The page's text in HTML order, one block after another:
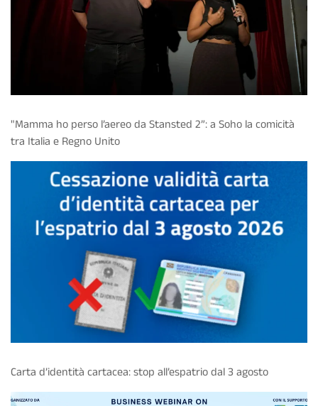
"Mamma ho perso l’aereo da Stansted 2”: a Soho la comicità
tra Italia e Regno Unito
Carta d’identità cartacea: stop all’espatrio dal 3 agosto